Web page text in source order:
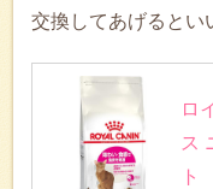
交換してあげるとい
ロ
ス
ト